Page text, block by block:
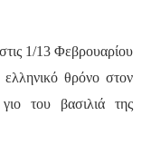
1/13 Φεβρουαρίου
θρόνο στον
του βασιλιά της